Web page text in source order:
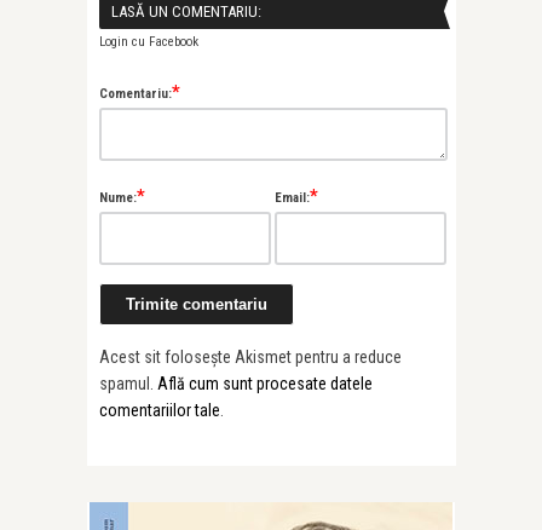
LASĂ UN COMENTARIU:
Login cu Facebook
Comentariu:*
Nume:* Email:*
Acest sit folosește Akismet pentru a reduce
spamul. Află cum sunt procesate datele
comentariilor tale